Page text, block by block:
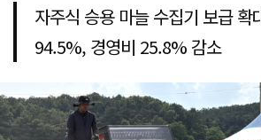
자주식 승용 마늘 수집기 보급
94.5%, 경영비 25.8% 감소